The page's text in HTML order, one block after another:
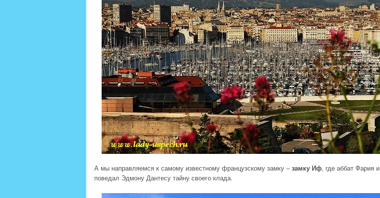
А мы направляемся к самому известному французскому замку – замку Иф, где аббат Фария и
поведал Эдмону Дантесу тайну своего клада.